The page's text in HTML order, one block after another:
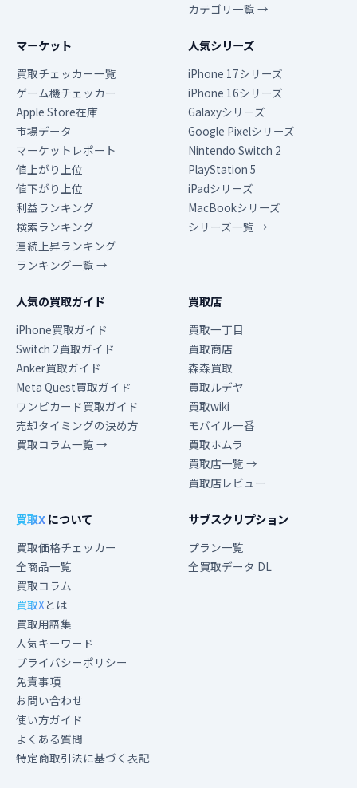
カテゴリ一覧 →
マーケット
買取チェッカー一覧
ゲーム機チェッカー
Apple Store在庫
市場データ
マーケットレポート
値上がり上位
値下がり上位
利益ランキング
検索ランキング
連続上昇ランキング
ランキング一覧 →
人気シリーズ
iPhone 17シリーズ
iPhone 16シリーズ
Galaxyシリーズ
Google Pixelシリーズ
Nintendo Switch 2
PlayStation 5
iPadシリーズ
MacBookシリーズ
シリーズ一覧 →
人気の買取ガイド
iPhone買取ガイド
Switch 2買取ガイド
Anker買取ガイド
Meta Quest買取ガイド
ワンピカード買取ガイド
売却タイミングの決め方
買取コラム一覧 →
買取店
買取一丁目
買取商店
森森買取
買取ルデヤ
買取wiki
モバイル一番
買取ホムラ
買取店一覧 →
買取店レビュー
買取Xについて
買取価格チェッカー
全商品一覧
買取コラム
買取Xとは
買取用語集
人気キーワード
プライバシーポリシー
免責事項
お問い合わせ
使い方ガイド
よくある質問
特定商取引法に基づく表記
サブスクリプション
プラン一覧
全買取データ DL